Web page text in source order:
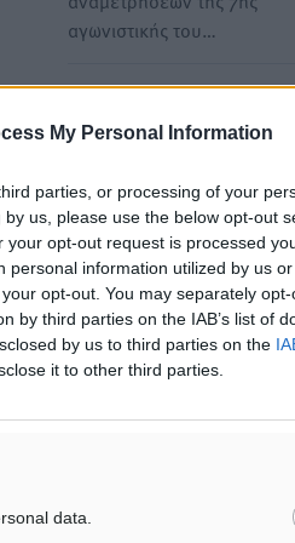
My Personal Information
parties, or processing of your
us, please use the below opt-out
opt-out request is processed
information utilized by us
opt-out. You may separately
by third parties on the IAB’s list of
by us to third parties on the
it to other third parties.
data.
αγωνιστικής του…
Περιστέρι ο Σιδηρόπουλος
αξιωματούχοι των
της 19ης αγωνιστικής του…